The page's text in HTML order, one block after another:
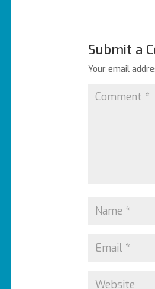
Submit a
Your email